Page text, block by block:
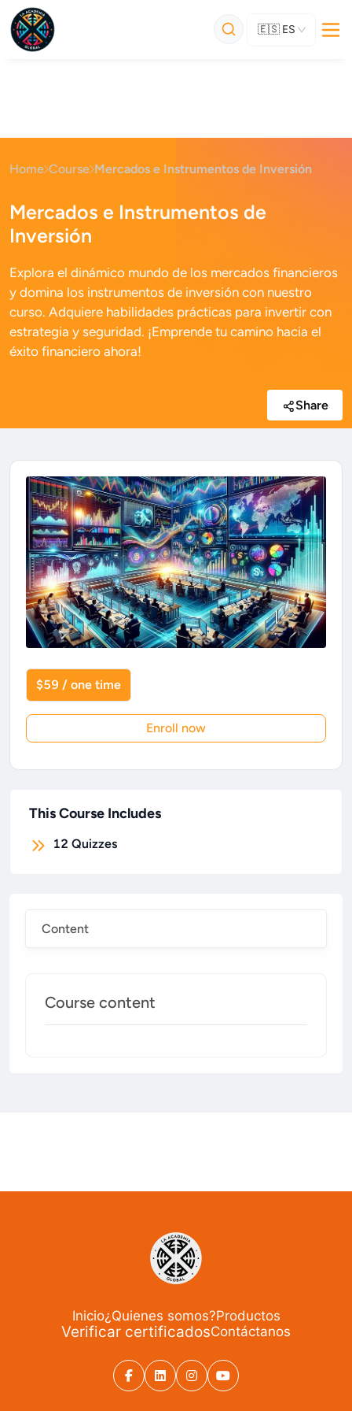
🇪🇸 ES
Home Course Mercados e Instrumentos de Inversión
Mercados e Instrumentos de
Inversión
Explora el dinámico mundo de los mercados financieros
y domina los instrumentos de inversión con nuestro
curso. Adquiere habilidades prácticas para invertir con
estrategia y seguridad. ¡Emprende tu camino hacia el
éxito financiero ahora!
Share
Content
Course content
$59 / one time
Enroll now
This Course Includes
12 Quizzes
Inicio¿Quienes somos?Productos
Verificar certificadosContáctanos